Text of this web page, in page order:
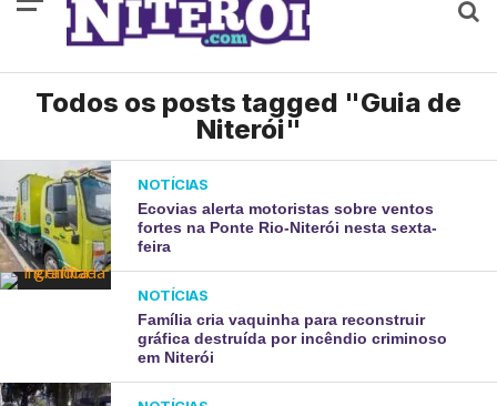
Todos os posts tagged "Guia de
Niterói"
NOTÍCIAS
Ecovias alerta motoristas sobre ventos
fortes na Ponte Rio-Niterói nesta sexta-
feira
NOTÍCIAS
Família cria vaquinha para reconstruir
gráfica destruída por incêndio criminoso
em Niterói